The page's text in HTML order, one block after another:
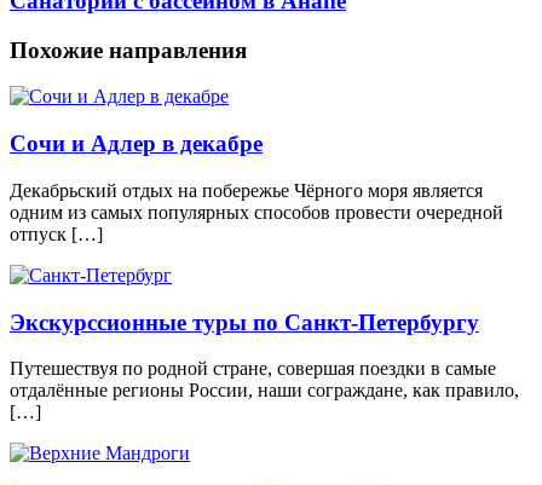
Похожие направления
Сочи и Адлер в декабре
Декабрьский отдых на побережье Чёрного моря является
одним из самых популярных способов провести очередной
отпуск […]
Экскурссионные туры по Санкт-Петербургу
Путешествуя по родной стране, совершая поездки в самые
отдалённые регионы России, наши сограждане, как правило,
[…]